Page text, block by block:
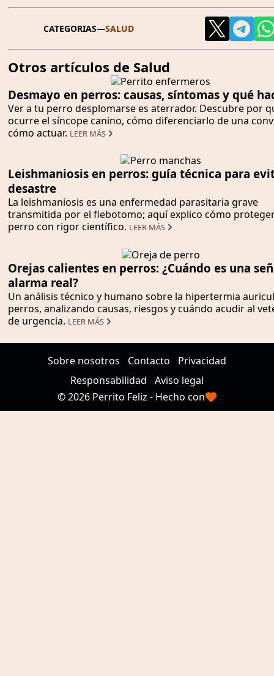
CATEGORIAS—SALUD
Otros artículos de Salud
Desmayo en perros: causas, síntomas y qué
Ver a tu perro desplomarse es aterrador. Descubre por
ocurre el síncope canino, cómo diferenciarlo de una
cómo actuar. LEER MÁS
Leishmaniosis en perros: guía técnica para
desastre
La leishmaniosis es una enfermedad parasitaria grave
transmitida por el flebotomo; aquí explico cómo
perro con rigor científico. LEER MÁS
Orejas calientes en perros: ¿Cuándo es una
alarma real?
Un análisis técnico y humano sobre la hipertermia
perros, analizando causas, riesgos y cuándo acudir al
de urgencia. LEER MÁS
Sobre nosotros Contacto
Privacidad
Responsabilidad
Aviso legal
© 2026 Perrito Feliz - Hecho con